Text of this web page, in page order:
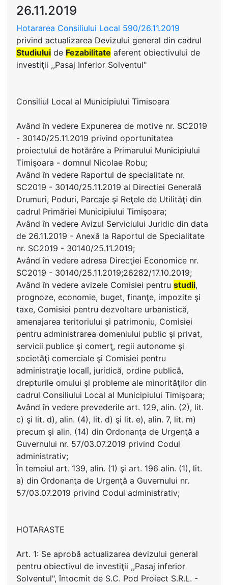
26.11.2019
Hotararea Consiliului Local 590/26.11.2019
privind actualizarea Devizului general din cadrul
Studiului de Fezabilitate aferent obiectivului de
investiţii ,,Pasaj Inferior Solventul"
Consiliul Local al Municipiului Timisoara
Având în vedere Expunerea de motive nr. SC2019
- 30140/25.11.2019 privind oportunitatea
proiectului de hotărâre a Primarului Municipiului
Timişoara - domnul Nicolae Robu;
Având în vedere Raportul de specialitate nr.
SC2019 - 30140/25.11.2019 al Directiei Generală
Drumuri, Poduri, Parcaje şi Reţele de Utilităţi din
cadrul Primăriei Municipiului Timişoara;
Având în vedere Avizul Serviciului Juridic din data
de 26.11.2019 - Anexă la Raportul de Specialitate
nr. SC2019 - 30140/25.11.2019;
Având în vedere adresa Direcţiei Economice nr.
SC2019 - 30140/25.11.2019;26282/17.10.2019;
Având în vedere avizele Comisiei pentru studii,
prognoze, economie, buget, finanţe, impozite şi
taxe, Comisiei pentru dezvoltare urbanistică,
amenajarea teritoriului şi patrimoniu, Comisiei
pentru administrarea domeniului public şi privat,
servicii publice şi comerţ, regii autonome şi
societăţi comerciale şi Comisiei pentru
administraţie localî, juridică, ordine publică,
drepturile omului şi probleme ale minorităţilor din
cadrul Consiliului Local al Municipiului Timişoara;
Având în vedere prevederile art. 129, alin. (2), lit.
c) şi lit. d), alin. (4), lit. d) şi lit. e), alin. 7, lit. m)
precum şi alin. (14) din Ordonanţa de Urgenţă a
Guvernului nr. 57/03.07.2019 privind Codul
administrativ;
În temeiul art. 139, alin. (1) şi art. 196 alin. (1), lit.
a) din Ordonanţa de Urgenţă a Guvernului nr.
57/03.07.2019 privind Codul administrativ;
HOTARASTE
Art. 1: Se aprobă actualizarea devizului general
pentru obiectivul de investiţii ,,Pasaj inferior
Solventul", întocmit de S.C. Pod Proiect S.R.L. -